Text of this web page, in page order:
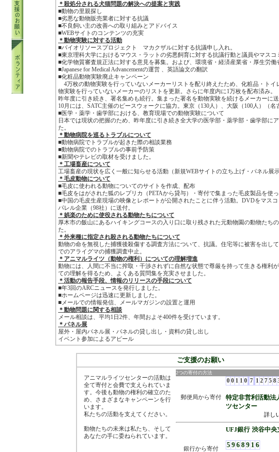
＊殺処分される犬猫問題の解決への提案と実践
■動物の里親探し
■劣悪な動物販売業者に対する抗議
■不良飼い主の改善への取り組みとアドバイス
■WEBサイトのコンテンツの充実
＊動物実験に対する活動
■バイオリソースプロジェクト マカクザルに対する抗議申し入れ。
■東京理科大学におけるマウス・ラットの劣悪飼育に対する抗議行動と議員やマスコ
■化学物質審査規正法に対する意見を募集。および、環境省・経済産業省・厚生労働
■Japanese for Medical Advancementの運営 、英語論文の翻訳
■化粧品動物実験廃止キャンペーン
4万枚の動物実験を行っていないメーカーリストを配り終えたため、化粧品・トイ
物実験を行っていないメーカーのリストを更新。さらに年度内に1万枚を配布済み。
昨年度に引き続き、署名集めも続行。集まった署名を動物実験を続けるメーカーに送
10月には、SATC主催のピースウォークに協力。東京（130人）、大阪（100人）（名
■医学・薬学・歯学部における、教育現場での動物実験について
日本では現状の把握のため、昨年度に引き続き全大学の医学部・薬学部・歯学部に
た。
＊動物病院を巡るトラブルについて
■動物病院でトラブルが起きた際の相談業務
■動物病院でのトラブルの事前予防策
■新聞やテレビの取材を受けました。
＊工場畜産について
工場畜産の現状を広く一般に知らせる活動（新規WEBサイトの立ち上げ・パネル展
＊毛皮動物について
■毛皮に使われる動物についてのサイトを作成、配布
■毛皮をはがされた狐のレプリカ（PETAから貸与）・寄付で集まった毛皮製品を使
■中国の毛皮生産現場の映像とレポートが公開されたことに伴う活動。DVDをマス
パレル企業（98社）に送付。
＊娯楽のために使役される動物たちについて
厚木市の飯山にあるハイキングコースの入り口に取り残された元動物園の動物たち
た。
＊外来種に指定され殺される動物たちについて
動物の命を無視した捕獲後殺傷する調査方法について、抗議。住宅等に被害を出し
でのアライグマの捕獲調査中止。
＊アニマルライツ（動物の権利）についての理解増進
動物には、人間に不当に搾取・干渉されずに自然な状態で尊厳を持って生きる権利
ての理解を得るため、よくある質問集を充実させました。
＊活動の報告手段、情報のリリースの手段について
■年3回のARCニュースを発行しました。
■ホームページは迅速に更新しました。
■メールでの情報発信、メールマガジンの設置と運用
＊動物問題に関する相談
メール相談は、平均1日2件、年間およそ400件を受けています。
＊パネル展
屋外・屋内パネル展・パネルの貸し出し・資料の貸し出し
イベント参加によるアピール
ご支援のお願い
アニマルライツセンターの活動は
全て寄付と会費で支えられていま
す。今後も動物の権利の確立のた
め、さまざまなキャンペーンを行
います。
私たちの活動を支えてください。
動物たちの未来は私たち、そして
あなたの手に委ねられています。
2つの寄付の方法
郵便局から寄付
0 0 1 1 0 7 1 2 7 5 8
特定非営利活動法
ツセンター
詳し
銀行から寄付
UFJ銀行 渋谷中央
5 9 6 8 9 1 6